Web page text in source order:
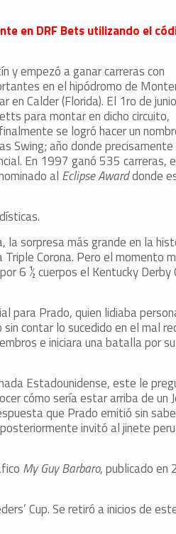
en DRF Bets utilizando el
y empezó a ganar carreras con
en el hipódromo de
Calder (Florida). El 1ro de
para montar en dicho circuito,
se logró hacer un
Swing; año donde
En 1997 ganó 535 carreras,
al Eclipse Awarddonde
la sorpresa más grande en la
Corona. Pero el momento
6 ½ cuerpos el Kentucky Derby
para Prado, quien lidiaba
contar lo sucedido en el mal
e iniciara una batalla por
Estadounidense, este le
cómo sería estar arriba de un
que Prado emitió sin
invitó al jinete
My Guy Barbaro, publicado en
Cup. Se retiró a inicios de